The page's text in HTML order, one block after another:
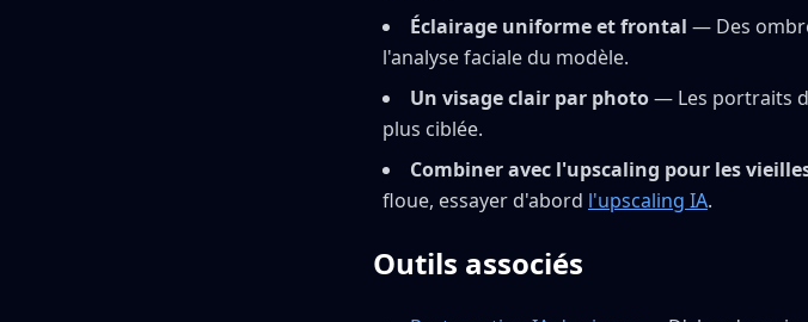
Éclairage uniforme et frontal — Des
l'analyse faciale du modèle.
Un visage clair par photo— Les portraits
plus ciblée.
Combiner avec l'upscaling pour les
floue, essayer d'abord l'upscaling IA.
Outils associés